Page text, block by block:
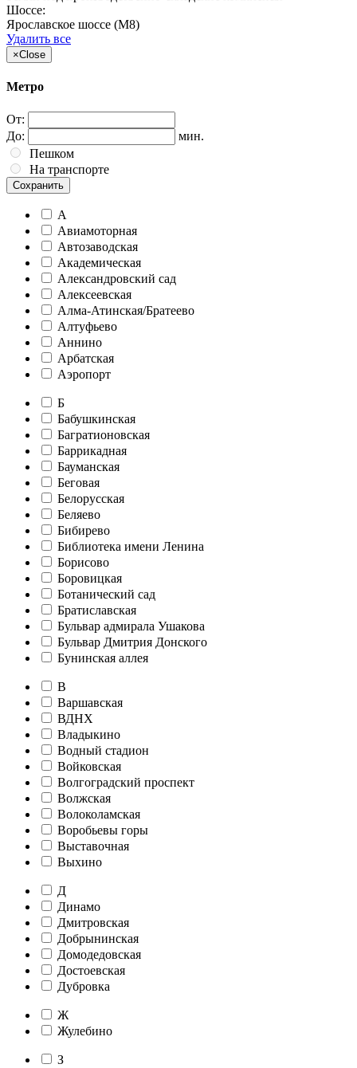
Шоссе:
Ярославское шоссе (М8)
Удалить все
×Close
Метро
От:
До:
мин.
Пешком
На транспорте
Сохранить
А
Авиамоторная
Автозаводская
Академическая
Александровский сад
Алексеевская
Алма-Атинская/Братеево
Алтуфьево
Аннино
Арбатская
Аэропорт
Б
Бабушкинская
Багратионовская
Баррикадная
Бауманская
Беговая
Белорусская
Беляево
Бибирево
Библиотека имени Ленина
Борисово
Боровицкая
Ботанический сад
Братиславская
Бульвар адмирала Ушакова
Бульвар Дмитрия Донского
Бунинская аллея
В
Варшавская
ВДНХ
Владыкино
Водный стадион
Войковская
Волгоградский проспект
Волжская
Волоколамская
Воробьевы горы
Выставочная
Выхино
Д
Динамо
Дмитровская
Добрынинская
Домодедовская
Достоевская
Дубровка
Ж
Жулебино
З